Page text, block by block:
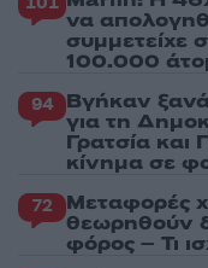
να
συμμετείχε
100.000
94 Βγήκαν
για τη
Γρατσία και
κίνημα σε
72 Μεταφορές
θεωρηθούν
φόρος – Τι